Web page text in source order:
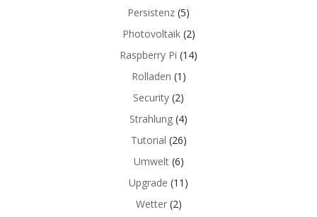
Persistenz (5)
Photovoltaik(2)
Raspberry Pi (14)
Rolladen (1)
Security (2)
Strahlung (4)
Tutorial (26)
Umwelt(6)
Upgrade (11)
Wetter(2)